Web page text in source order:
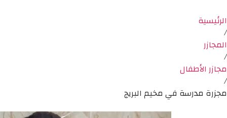
الرئيسية
/
المجازر
/
مجازر الأطفال
/
مجزرة مدرسة في مخيم البريج